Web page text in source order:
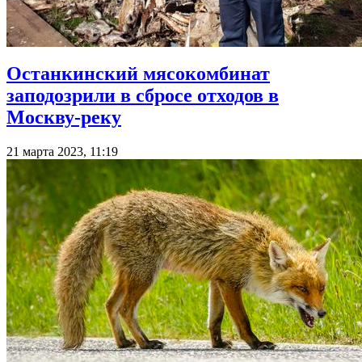
Останкинский мясокомбинат
заподозрили в сбросе отходов в
Москву-реку
21 марта 2023, 11:19